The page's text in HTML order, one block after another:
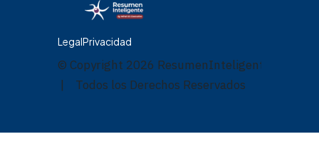
© Copyright 2026 ResumenInteligente.com
| Todos los Derechos Reservados
LegalPrivacidad